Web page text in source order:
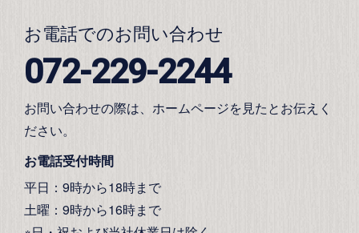
お電話でのお問い合わせ
072-229-2244
お問い合わせの際は、ホームページを見たとお伝えく
ださい。
お電話受付時間
平日：9時から18時まで
土曜：9時から16時まで